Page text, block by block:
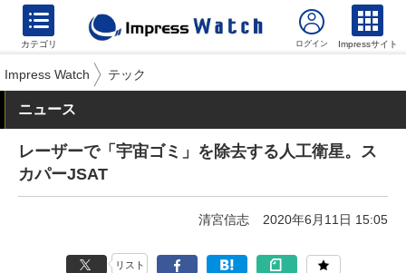
カテゴリ Impressサイト
Impress Watch テック
ニュース
レーザーで「宇宙ゴミ」を除去する人工衛星。ス
カパーJSAT
清宮信志 2020年6月11日 15:05
リスト